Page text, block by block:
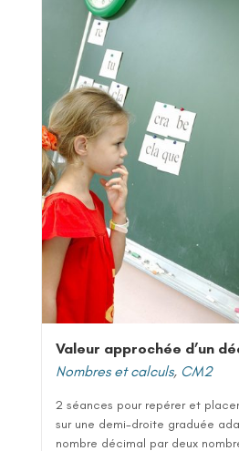
Valeur approchée d’un
Nombres et calculs, CM2
2 séances pour repérer et
sur une demi-droite graduée
nombre décimal par deux